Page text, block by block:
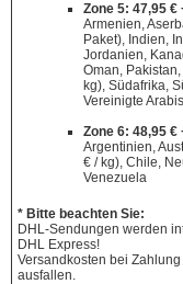
Zone 5: 47,95 €
Armenien,
Paket), Indien,
Jordanien,
Oman,
kg), Südafrika,
Vereinigte
Zone 6: 48,95 €
Argentinien,
€ / kg), Chile,
Venezuela
* Bitte beachten Sie:
DHL-Sendungen werden
DHL Express!
Versandkosten bei
ausfallen.